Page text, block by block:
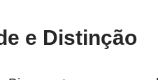
e Distinção